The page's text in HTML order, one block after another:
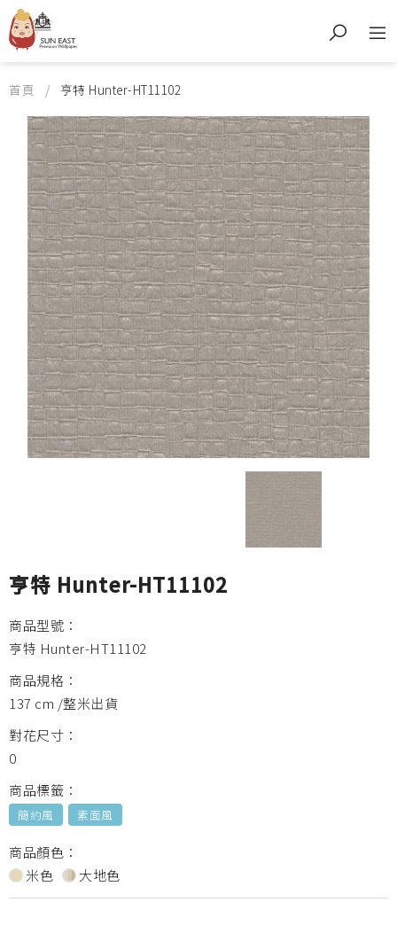
首頁 亨特 Hunter-HT11102
亨特 Hunter-HT11102
商品型號：
亨特 Hunter-HT11102
商品規格：
137 cm /整米出貨
對花尺寸：
0
商品標籤：
簡約風 素面風
商品顏色：
米色
大地色